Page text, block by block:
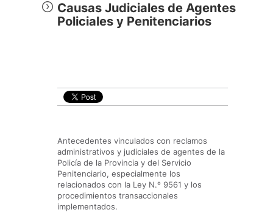
Causas Judiciales de Agentes
Policiales y Penitenciarios
Antecedentes vinculados con reclamos
administrativos y judiciales de agentes de la
Policía de la Provincia y del Servicio
Penitenciario, especialmente los
relacionados con la Ley N.º 9561 y los
procedimientos transaccionales
implementados.